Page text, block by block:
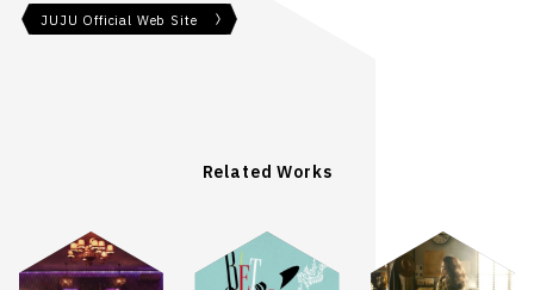
JUJU Official Web Site
Related Works